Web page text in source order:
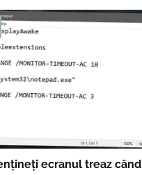
ecranul treaz